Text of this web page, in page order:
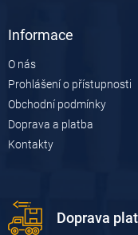
Informace
O nás
Prohlášení o přístupnosti
Obchodní podmínky
Doprava a platba
Kontakty
Doprava